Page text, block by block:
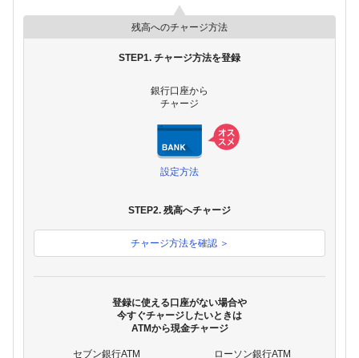
残高へのチャージ方法
STEP1. チャージ方法を登録
銀行口座から
チャージ
設定方法
STEP2. 残高へチャージ
チャージ方法を確認 ＞
登録に使える口座がない場合や
今すぐチャージしたいときは
ATMから現金チャージ
セブン銀行ATM ローソン銀行ATM